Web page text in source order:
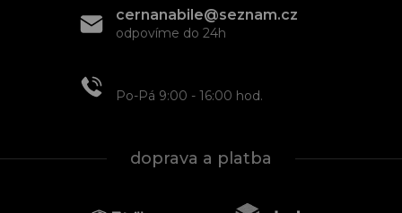
cernanabile@seznam.cz
odpovíme do 24h
Po-Pá 9:00 - 16:00 hod.
doprava a platba